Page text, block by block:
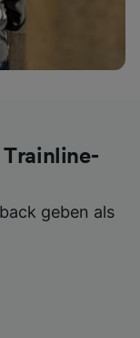
Trainline-
geben als